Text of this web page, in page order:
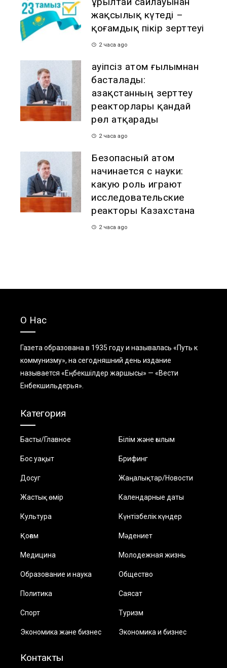
жақсылық күтеді –
қоғамдық пікір зерттеуі
2 часа ago
Қауіпсіз атом ғылымнан
басталады:
Қазақстанның зерттеу
реакторлары қандай
рөл атқарады
2 часа ago
Безопасный атом
начинается с науки:
какую роль играют
исследовательские
реакторы Казахстана
2 часа ago
О Нас
Газета образована в 1935 году и называлась «Путь к
коммунизму», на сегодняшний день издание
называется «Еңбекшiлдер жаршысы» — «Вести
Енбекшильдерья».
Категория
Басты/Главное Білім және ғылым
Бос уақыт Брифинг
Досуг Жаңалықтар/Новости
Жастық өмір Календарные даты
Культура Күнтізбелік күндер
Қоғам Мәдениет
Медицина Молодежная жизнь
Образование и наука Общество
Политика Саясат
Спорт Туризм
Экономика және бизнес Экономика и бизнес
Контакты